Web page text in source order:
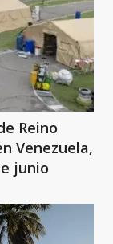
Reino
Venezuela,
junio